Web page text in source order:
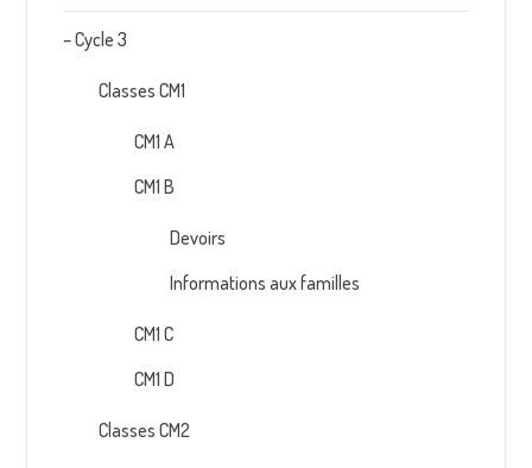
– Cycle 3
Classes CM1
CM1 A
CM1 B
Devoirs
Informations aux familles
CM1 C
CM1 D
Classes CM2